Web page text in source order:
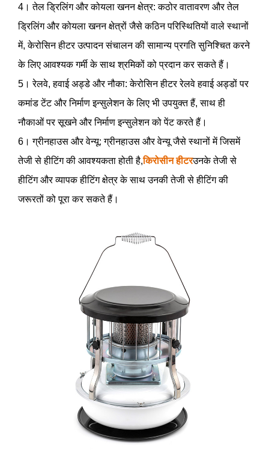
4। तेल ड्रिलिंग और कोयला खनन क्षेत्र: कठोर वातावरण और तेल
ड्रिलिंग और कोयला खनन क्षेत्रों जैसे कठिन परिस्थितियों वाले स्थानों
में, केरोसिन हीटर उत्पादन संचालन की सामान्य प्रगति सुनिश्चित करने
के लिए आवश्यक गर्मी के साथ श्रमिकों को प्रदान कर सकते हैं।
5। रेलवे, हवाई अड्डे और नौका: केरोसिन हीटर रेलवे हवाई अड्डों पर
कमांड टेंट और निर्माण इन्सुलेशन के लिए भी उपयुक्त हैं, साथ ही
नौकाओं पर सूखने और निर्माण इन्सुलेशन को पेंट करते हैं।
6। ग्रीनहाउस और वेन्यू: ग्रीनहाउस और वेन्यू जैसे स्थानों में जिसमें
तेजी से हीटिंग की आवश्यकता होती है,किरोसीन हीटरउनके तेजी से
हीटिंग और व्यापक हीटिंग क्षेत्र के साथ उनकी तेजी से हीटिंग की
जरूरतों को पूरा कर सकते हैं।